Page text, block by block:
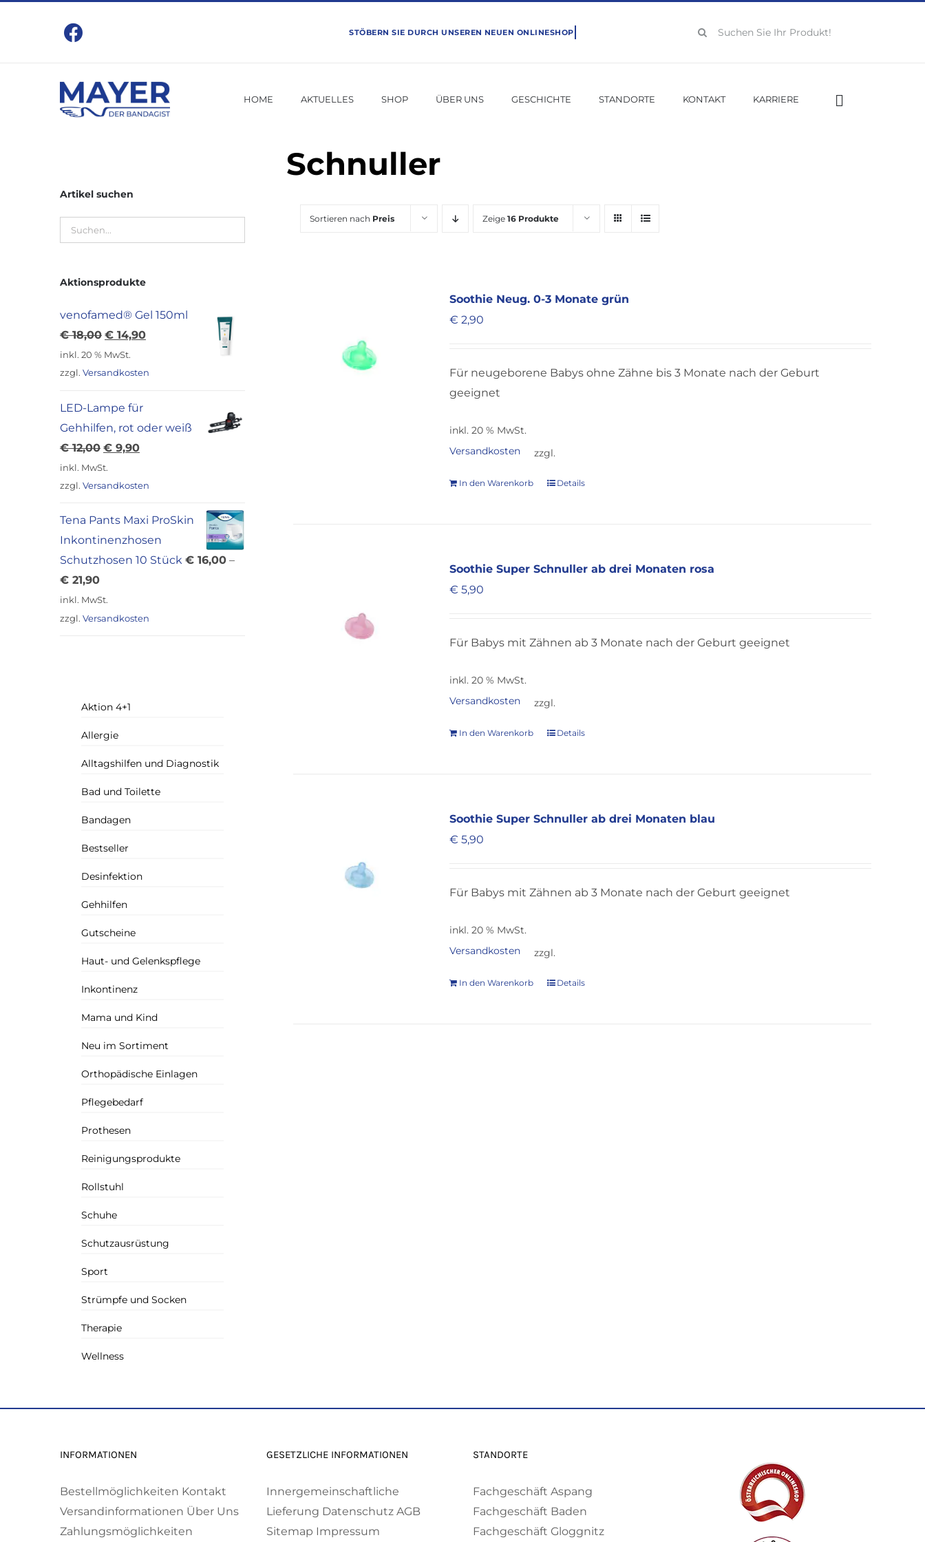
Suche
HOME AKTUELLES SHOP ÜBER UNS GESCHICHTE STANDORTE KONTAKT KARRIERE
Schnuller
Sortieren nach Preis Zeige16 Produkte
Soothie Neug. 0-3 Monate grün
€ 2,90
Für neugeborene Babys ohne Zähne bis 3 Monate nach der Geburt
geeignet
inkl. 20 % MwSt.
zzgl.
Versandkosten
In den Warenkorb Details
Soothie Super Schnuller ab drei Monaten rosa
€ 5,90
Für Babys mit Zähnen ab 3 Monate nach der Geburt geeignet
inkl. 20 % MwSt.
zzgl.
Versandkosten
In den Warenkorb Details
Soothie Super Schnuller ab drei Monaten blau
€ 5,90
Für Babys mit Zähnen ab 3 Monate nach der Geburt geeignet
inkl. 20 % MwSt.
zzgl.
Versandkosten
In den Warenkorb Details
Artikel suchen
Aktionsprodukte
venofamed® Gel 150ml
€18,00 Ursprünglicher
Preis
war:
€ 14,90Aktueller
ist:
inkl. 20 % MwSt.
zzgl. Versandkosten
LED-Lampe für
Gehhilfen, rot oder weiß
€12,00 Ursprünglicher
Preis
war:
€ 9,90Aktueller
ist:
inkl. MwSt.
zzgl. Versandkosten
Tena Pants Maxi ProSkin
Inkontinenzhosen
Schutzhosen 10 Stück € 16,00 –
€ 21,90
inkl. MwSt.
zzgl. Versandkosten
Aktion 4+1
Allergie
Alltagshilfen und Diagnostik
Bad und Toilette
Bandagen
Bestseller
Desinfektion
Gehhilfen
Gutscheine
Haut- und Gelenkspflege
Inkontinenz
Mama und Kind
Neu im Sortiment
Orthopädische Einlagen
Pflegebedarf
Prothesen
Reinigungsprodukte
Rollstuhl
Schuhe
Schutzausrüstung
Sport
Strümpfe und Socken
Therapie
Wellness
INFORMATIONEN
Bestellmöglichkeiten Kontakt
Versandinformationen Über Uns
Zahlungsmöglichkeiten
GESETZLICHE INFORMATIONEN
Innergemeinschaftliche
Lieferung Datenschutz AGB
Sitemap Impressum
STANDORTE
Fachgeschäft Aspang
Fachgeschäft Baden
Fachgeschäft Gloggnitz